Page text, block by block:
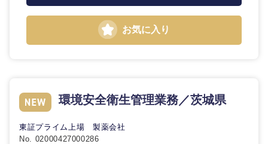
石川県 福井県
お気に入り
環境安全衛生管理業務／茨城県
東証プライム上場 製薬会社
No. 02000427000286